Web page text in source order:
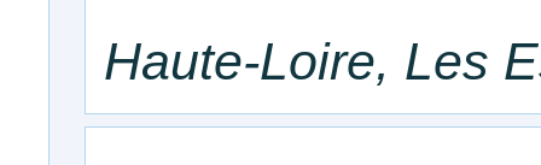
Haute-Loire, Les